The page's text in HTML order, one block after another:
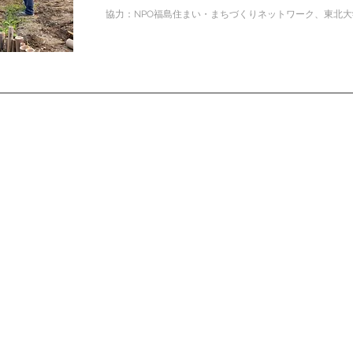
協力：NPO福島住まい・まちづくりネットワーク、東北